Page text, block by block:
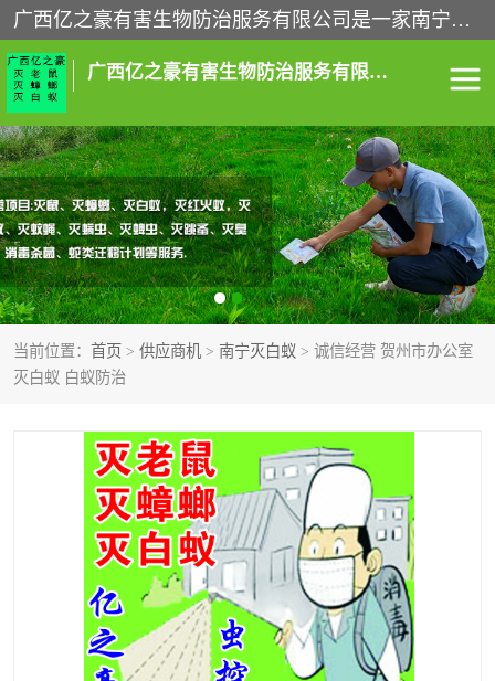
广西亿之豪有害生物防治服务有限公司是一家南宁灭鼠公司、灭蟑螂公司，南宁杀虫公司，南宁除虫公司，南宁灭跳蚤公司，南宁灭白蚁公司，南宁除四害公司,广西亿之豪有害生物防治服务有限公司专业灭蟑螂,除臭虫,其他害虫,服务上门,安全环保,售后保障,一次消杀，竭诚为您服务.
广西亿之豪有害生物防治服务有限公司
当前位置： 首页 > 供应商机 > 南宁灭白蚁 > 诚信经营 贺州市办公室
灭白蚁 白蚁防治
南宁灭白蚁 南宁灭老鼠
南宁灭蟑螂 南宁杀虫
南宁除四害 南宁消杀
南宁除虫公司